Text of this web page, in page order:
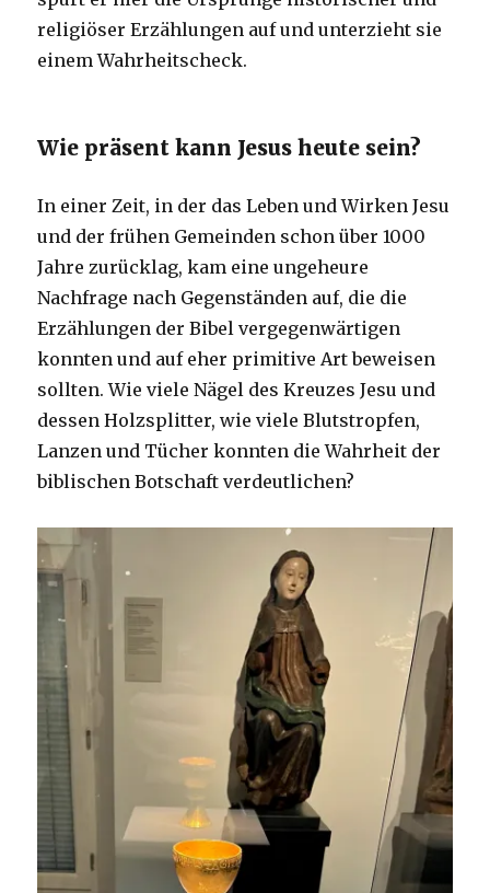
religiöser Erzählungen auf und unterzieht sie
einem Wahrheitscheck.
Wie präsent kann Jesus heute sein?
In einer Zeit, in der das Leben und Wirken Jesu
und der frühen Gemeinden schon über 1000
Jahre zurücklag, kam eine ungeheure
Nachfrage nach Gegenständen auf, die die
Erzählungen der Bibel vergegenwärtigen
konnten und auf eher primitive Art beweisen
sollten. Wie viele Nägel des Kreuzes Jesu und
dessen Holzsplitter, wie viele Blutstropfen,
Lanzen und Tücher konnten die Wahrheit der
biblischen Botschaft verdeutlichen?